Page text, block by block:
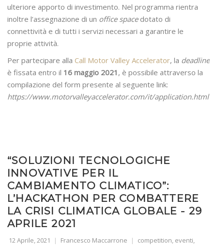
ulteriore apporto di investimento. Nel programma rientra
inoltre l’assegnazione di un office spacedotato di
connettività e di tutti i servizi necessari a garantire le
proprie attività.
Per partecipare alla Call Motor Valley Accelerator, la deadline
è fissata entro il 16 maggio 2021 , è possibile attraverso la
compilazione del form presente al seguente link:
https://www.motorvalleyaccelerator.com/it/application.html
“SOLUZIONI TECNOLOGICHE
INNOVATIVE PER IL
CAMBIAMENTO CLIMATICO”:
L’HACKATHON PER COMBATTERE
LA CRISI CLIMATICA GLOBALE - 29
APRILE 2021
12 Aprile, 2021 Francesco Maccarrone competition, eventi,